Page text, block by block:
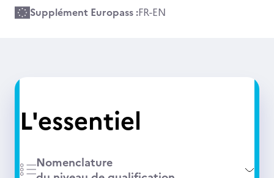
Supplément Europass :FR-EN
L'essentiel
Nomenclature